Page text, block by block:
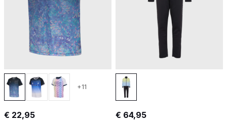
+11
€ 22,95 € 64,95